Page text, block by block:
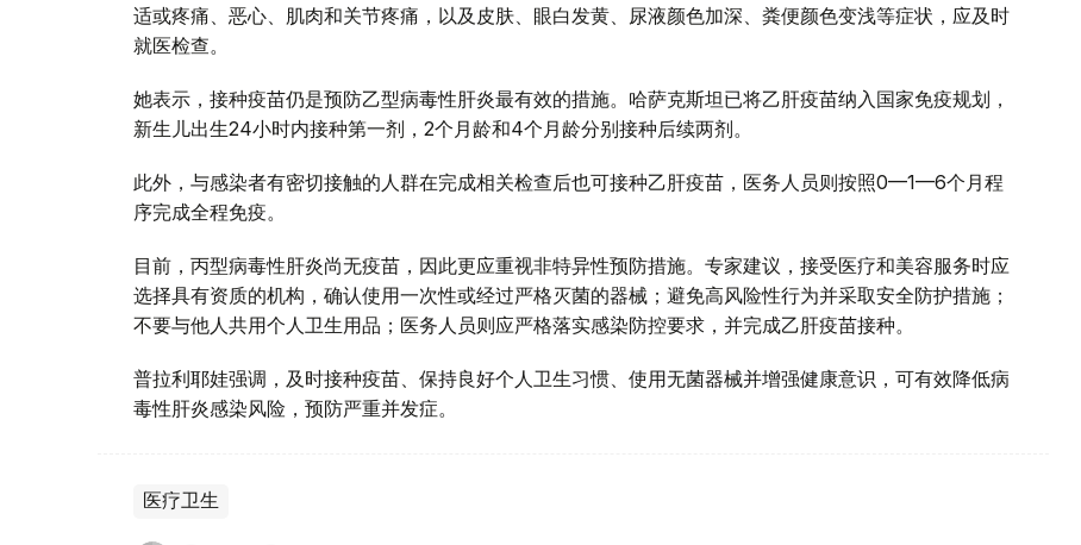
适或疼痛、恶心、肌肉和关节疼痛，以及皮肤、眼白发黄、尿液颜色加深、粪便颜色变浅等症状，应及时
就医检查。
她表示，接种疫苗仍是预防乙型病毒性肝炎最有效的措施。哈萨克斯坦已将乙肝疫苗纳入国家免疫规划，
新生儿出生24小时内接种第一剂，2个月龄和4个月龄分别接种后续两剂。
此外，与感染者有密切接触的人群在完成相关检查后也可接种乙肝疫苗，医务人员则按照0—1—6个月程
序完成全程免疫。
目前，丙型病毒性肝炎尚无疫苗，因此更应重视非特异性预防措施。专家建议，接受医疗和美容服务时应
选择具有资质的机构，确认使用一次性或经过严格灭菌的器械；避免高风险性行为并采取安全防护措施；
不要与他人共用个人卫生用品；医务人员则应严格落实感染防控要求，并完成乙肝疫苗接种。
普拉利耶娃强调，及时接种疫苗、保持良好个人卫生习惯、使用无菌器械并增强健康意识，可有效降低病
毒性肝炎感染风险，预防严重并发症。
医疗卫生